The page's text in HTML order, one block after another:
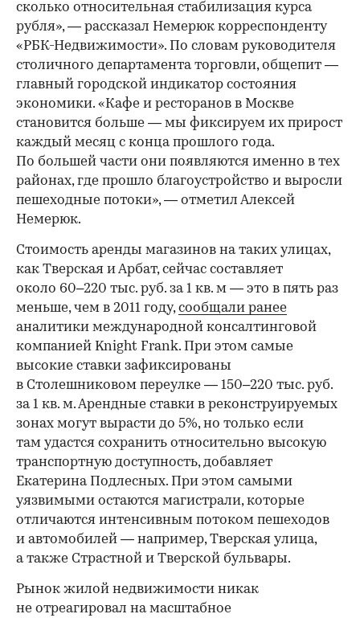
сколько относительная стабилизация курса
рубля», — рассказал Немерюк корреспонденту
«РБК-Недвижимости». По словам руководителя
столичного департамента торговли, общепит —
главный городской индикатор состояния
экономики. «Кафе и ресторанов в Москве
становится больше — мы фиксируем их прирост
каждый месяц с конца прошлого года.
По большей части они появляются именно в тех
районах, где прошло благоустройство и выросли
пешеходные потоки», — отметил Алексей
Немерюк.
Стоимость аренды магазинов на таких улицах,
как Тверская и Арбат, сейчас составляет
около 60–220 тыс. руб. за 1 кв. м — это в пять раз
меньше, чем в 2011 году,сообщали ранее
аналитики международной консалтинговой
компанией Knight Frank. При этом самые
высокие ставки зафиксированы
в Столешниковом переулке — 150–220 тыс. руб.
за 1 кв. м. Арендные ставки в реконструируемых
зонах могут вырасти до 5%, но только если
там удастся сохранить относительно высокую
транспортную доступность, добавляет
Екатерина Подлесных. При этом самыми
уязвимыми остаются магистрали, которые
отличаются интенсивным потоком пешеходов
и автомобилей — например, Тверская улица,
а также Страстной и Тверской бульвары.
Рынок жилой недвижимости никак
не отреагировал на масштабное